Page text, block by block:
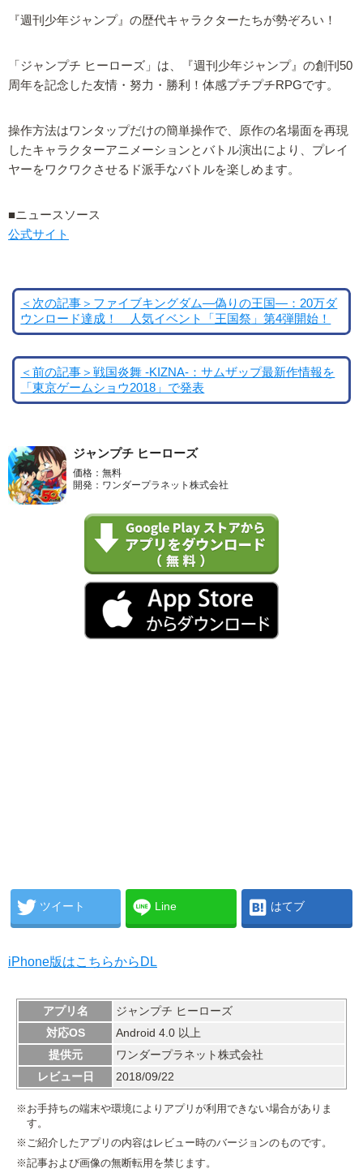
『週刊少年ジャンプ』の歴代キャラクターたちが勢ぞろい！
「ジャンプチ ヒーローズ」は、『週刊少年ジャンプ』の創刊50
周年を記念した友情・努力・勝利！体感プチプチRPGです。
操作方法はワンタップだけの簡単操作で、原作の名場面を再現
したキャラクターアニメーションとバトル演出により、プレイ
ヤーをワクワクさせるド派手なバトルを楽しめます。
■ニュースソース
公式サイト
＜次の記事＞ファイブキングダム―偽りの王国―：20万ダ
ウンロード達成！ 人気イベント「王国祭」第4弾開始！
＜前の記事＞戦国炎舞 -KIZNA-：サムザップ最新作情報を
「東京ゲームショウ2018」で発表
ジャンプチ ヒーローズ
価格：無料
開発：ワンダープラネット株式会社
ツイート Line はてブ
iPhone版はこちらからDL
アプリ名
ジャンプチ ヒーローズ
対応OS
Android 4.0 以上
提供元
ワンダープラネット株式会社
レビュー日
2018/09/22
※お手持ちの端末や環境によりアプリが利用できない場合がありま
す。
※ご紹介したアプリの内容はレビュー時のバージョンのものです。
※記事および画像の無断転用を禁じます。